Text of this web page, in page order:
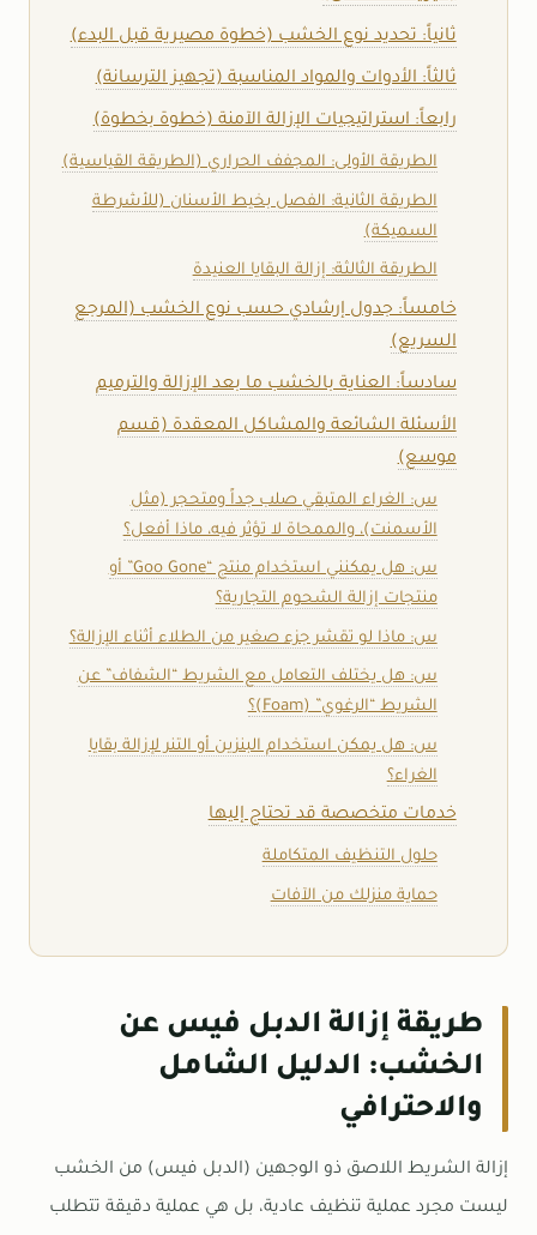
ثانياً: تحديد نوع الخشب (خطوة مصيرية قبل البدء)
ثالثاً: الأدوات والمواد المناسبة (تجهيز الترسانة)
رابعاً: استراتيجيات الإزالة الآمنة (خطوة بخطوة)
الطريقة الأولى: المجفف الحراري (الطريقة القياسية)
الطريقة الثانية: الفصل بخيط الأسنان (للأشرطة
السميكة)
الطريقة الثالثة: إزالة البقايا العنيدة
خامساً: جدول إرشادي حسب نوع الخشب (المرجع
السريع)
سادساً: العناية بالخشب ما بعد الإزالة والترميم
الأسئلة الشائعة والمشاكل المعقدة (قسم
موسع)
س: الغراء المتبقي صلب جداً ومتحجر (مثل
الأسمنت)، والممحاة لا تؤثر فيه، ماذا أفعل؟
س: هل يمكنني استخدام منتج “Goo Gone” أو
منتجات إزالة الشحوم التجارية؟
س: ماذا لو تقشر جزء صغير من الطلاء أثناء الإزالة؟
س: هل يختلف التعامل مع الشريط “الشفاف” عن
الشريط “الرغوي” (Foam)؟
س: هل يمكن استخدام البنزين أو التنر لإزالة بقايا
الغراء؟
خدمات متخصصة قد تحتاج إليها
حلول التنظيف المتكاملة
حماية منزلك من الآفات
طريقة إزالة الدبل فيس عن
الخشب: الدليل الشامل
والاحترافي
إزالة الشريط اللاصق ذو الوجهين (الدبل فيس) من الخشب
ليست مجرد عملية تنظيف عادية، بل هي عملية دقيقة تتطلب